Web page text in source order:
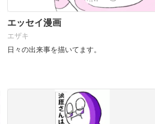
エッセイ漫画
エザキ
日々の出来事を描いてます。